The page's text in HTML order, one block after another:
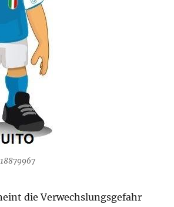
die Verwechslungsgefahr